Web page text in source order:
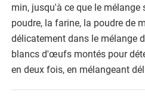
min, jusqu'à ce que le
poudre, la farine, la poudre de
délicatement dans le mélange
blancs d'œufs montés pour
en deux fois, en mélangeant